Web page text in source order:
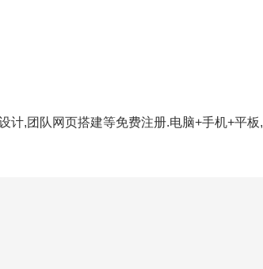
计,团队网页搭建等免费注册.电脑+手机+平